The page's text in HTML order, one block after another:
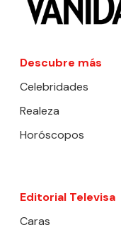
Descubre más
Celebridades
Realeza
Horóscopos
Editorial Televisa
Caras